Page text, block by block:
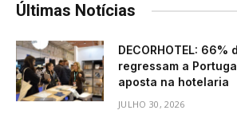
Últimas Notícias
DECORHOTEL: 66%
regressam a
aposta na hotelaria
JULHO 30, 2026